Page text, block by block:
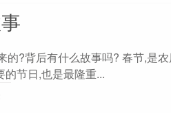
?背后有什么故事吗? 春节,是
的节日,也是最隆重...